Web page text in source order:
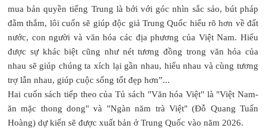
mua bản quyền tiếng Trung là bởi với góc nhìn sắc sảo, bút pháp
đằm thắm, lôi cuốn sẽ giúp độc giả Trung Quốc hiểu rõ hơn về đất
nước, con người và văn hóa các địa phương của Việt Nam. Hiểu
được sự khác biệt cũng như nét tương đồng trong văn hóa của
nhau sẽ giúp chúng ta xích lại gần nhau, hiểu nhau và cùng tương
trợ lẫn nhau, giúp cuộc sống tốt đẹp hơn”...
Hai cuốn sách tiếp theo của Tủ sách "Văn hóa Việt" là "Việt Nam-
ăn mặc thong dong" và "Ngàn năm trà Việt" (Đỗ Quang Tuấn
Hoàng) dự kiến sẽ được xuất bản ở Trung Quốc vào năm 2026.